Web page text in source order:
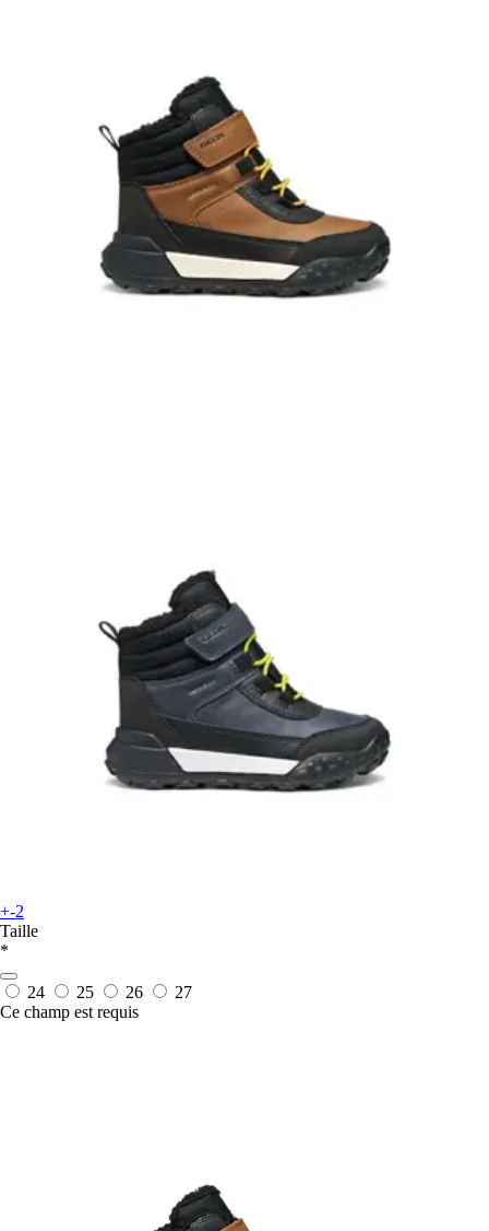
+-2
Taille
*
24 25 26
27
Ce champ est requis